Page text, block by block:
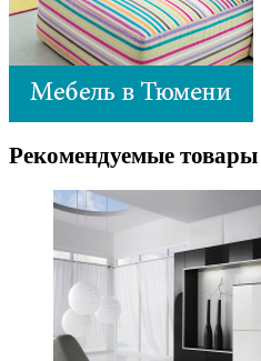
Рекомендуемые товары